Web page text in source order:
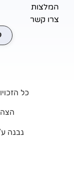
קשר
כל הזכויות
הצהרת
נבנה ע"י